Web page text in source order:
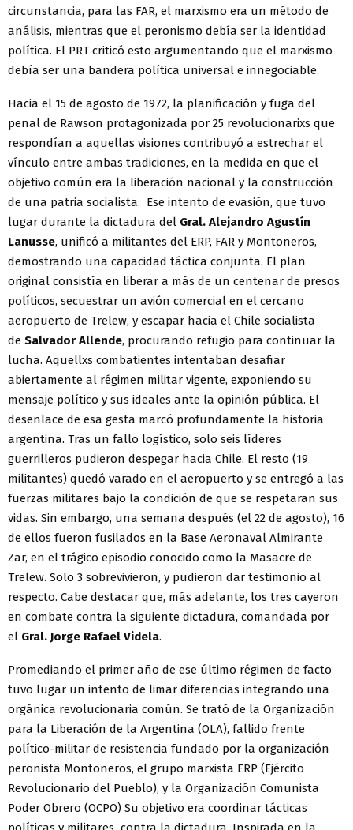
circunstancia, para las FAR, el marxismo era un método de
análisis, mientras que el peronismo debía ser la identidad
política. El PRT criticó esto argumentando que el marxismo
debía ser una bandera política universal e innegociable.
Hacia el 15 de agosto de 1972, la planificación y fuga del
penal de Rawson protagonizada por 25 revolucionarixs que
respondían a aquellas visiones contribuyó a estrechar el
vínculo entre ambas tradiciones, en la medida en que el
objetivo común era la liberación nacional y la construcción
de una patria socialista. Ese intento de evasión, que tuvo
lugar durante la dictadura del Gral. Alejandro Agustín
Lanusse, unificó a militantes del ERP, FAR y Montoneros,
demostrando una capacidad táctica conjunta. El plan
original consistía en liberar a más de un centenar de presos
políticos, secuestrar un avión comercial en el cercano
aeropuerto de Trelew, y escapar hacia el Chile socialista
de Salvador Allende, procurando refugio para continuar la
lucha. Aquellxs combatientes intentaban desafiar
abiertamente al régimen militar vigente, exponiendo su
mensaje político y sus ideales ante la opinión pública. El
desenlace de esa gesta marcó profundamente la historia
argentina. Tras un fallo logístico, solo seis líderes
guerrilleros pudieron despegar hacia Chile. El resto (19
militantes) quedó varado en el aeropuerto y se entregó a las
fuerzas militares bajo la condición de que se respetaran sus
vidas. Sin embargo, una semana después (el 22 de agosto), 16
de ellos fueron fusilados en la Base Aeronaval Almirante
Zar, en el trágico episodio conocido como la Masacre de
Trelew. Solo 3 sobrevivieron, y pudieron dar testimonio al
respecto. Cabe destacar que, más adelante, los tres cayeron
en combate contra la siguiente dictadura, comandada por
el Gral. Jorge Rafael Videla.
Promediando el primer año de ese último régimen de facto
tuvo lugar un intento de limar diferencias integrando una
orgánica revolucionaria común. Se trató de la Organización
para la Liberación de la Argentina (OLA), fallido frente
político-militar de resistencia fundado por la organización
peronista Montoneros, el grupo marxista ERP (Ejército
Revolucionario del Pueblo), y la Organización Comunista
Poder Obrero (OCPO) Su objetivo era coordinar tácticas